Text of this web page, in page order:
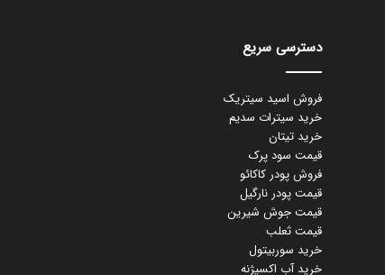
دسترسی سریع
فروش اسید سیتریک
خرید سیترات سدیم
خرید تیتان
قیمت سود پرک
فروش پودر کاکائو
قیمت پودر نارگیل
قیمت جوش شیرین
قیمت ثعلب
خرید سوربیتول
خرید آب اکسیژنه